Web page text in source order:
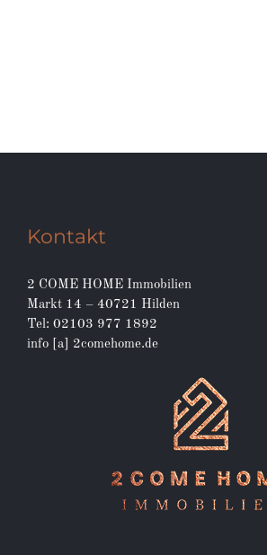
Kontakt
2 COME HOME Immobilien
Markt 14 – 40721 Hilden
Tel: 02103 977 1892
info [a] 2comehome.de